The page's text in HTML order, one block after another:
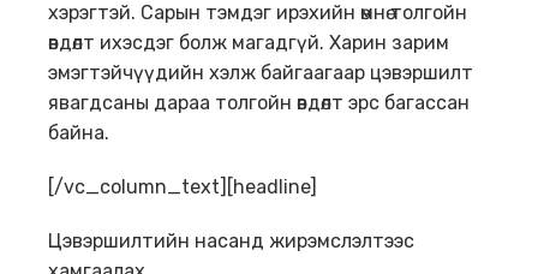
хэрэгтэй. Сарын тэмдэг ирэхийн өмнө толгойн
өвдөлт ихэсдэг болж магадгүй. Харин зарим
эмэгтэйчүүдийн хэлж байгаагаар цэвэршилт
явагдсаны дараа толгойн өвдөлт эрс багассан
байна.
[/vc_column_text][headline]
Цэвэршилтийн насанд жирэмслэлтээс